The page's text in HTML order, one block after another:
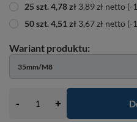
35mm/M8
- +
25 szt.4,78 zł 3,89 zł netto (-
50szt.4,51 zł 3,67 zł netto (-